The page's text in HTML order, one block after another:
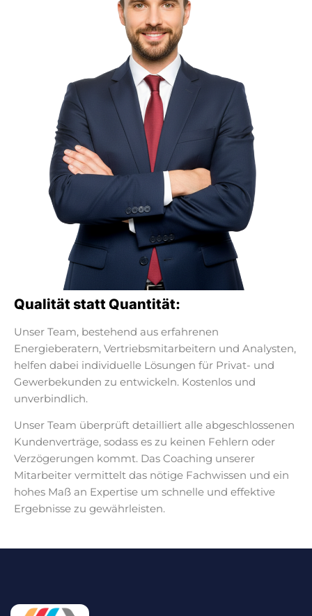
Qualität statt Quantität:
Unser Team, bestehend aus erfahrenen
Energieberatern, Vertriebsmitarbeitern und Analysten,
helfen dabei individuelle Lösungen für Privat- und
Gewerbekunden zu entwickeln. Kostenlos und
unverbindlich.
Unser Team überprüft detailliert alle abgeschlossenen
Kundenverträge, sodass es zu keinen Fehlern oder
Verzögerungen kommt. Das Coaching unserer
Mitarbeiter vermittelt das nötige Fachwissen und ein
hohes Maß an Expertise um schnelle und effektive
Ergebnisse zu gewährleisten.